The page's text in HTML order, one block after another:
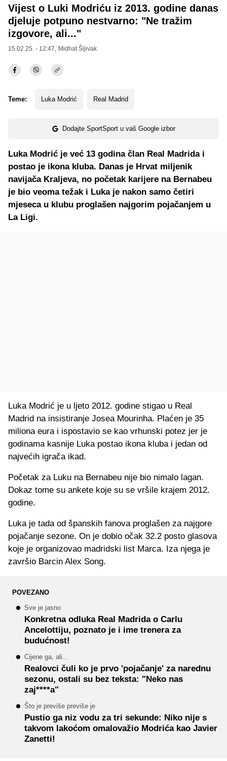
Vijest o Luki Modriću iz 2013. godine danas
djeluje potpuno nestvarno: "Ne tražim
izgovore, ali..."
15.02.25. - 12:47, Midhat Šljivak
Teme: Luka Modrić Real Madrid
Dodajte SportSport u vaš Google izbor
Luka Modrić je već 13 godina član Real Madrida i
postao je ikona kluba. Danas je Hrvat miljenik
navijača Kraljeva, no početak karijere na Bernabeu
je bio veoma težak i Luka je nakon samo četiri
mjeseca u klubu proglašen najgorim pojačanjem u
La Ligi.
Luka Modrić je u ljeto 2012. godine stigao u Real
Madrid na insistiranje Josea Mourinha. Plaćen je 35
miliona eura i ispostavio se kao vrhunski potez jer je
godinama kasnije Luka postao ikona kluba i jedan od
najvećih igrača ikad.
Početak za Luku na Bernabeu nije bio nimalo lagan.
Dokaz tome su ankete koje su se vršile krajem 2012.
godine.
Luka je tada od španskih fanova proglašen za najgore
pojačanje sezone. On je dobio očak 32.2 posto glasova
koje je organizovao madridski list Marca. Iza njega je
završio Barcin Alex Song.
POVEZANO
Sve je jasno
Konkretna odluka Real Madrida o Carlu
Ancelottiju, poznato je i ime trenera za
budućnost!
Cijene ga, ali...
Realovci čuli ko je prvo 'pojačanje' za narednu
sezonu, ostali su bez teksta: "Neko nas
zaj****a"
Što je previše previše je
Pustio ga niz vodu za tri sekunde: Niko nije s
takvom lakoćom omalovažio Modrića kao Javier
Zanetti!